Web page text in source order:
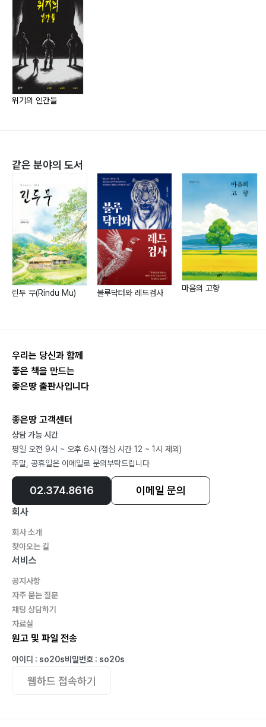
15. 선
16. 누가 악인가
17. 대면
에필로그
윤승주 작가 소개
1. 사막에서 꽃을 피우는 소원
2. 후대를 위해 꽃과 나무를 심는 노인
3. 위기 상황 속 진정한 믿음
* 일체유심조: 한태섭 VS 정수재
* 또 다른 소년을 위해 우리가 해야만 하는 일
4. 자신의 모든 걸 초월하는 희생정신
5. 절망을 빛으로 이겨 내는 한 떨기 꽃
* 천상계 이야기 후
6. 철천지원수를 위한 기도
작가 후기
김정진 작가 – 「돈암동 이야기 귀신」
윤승주 작가 – 「천국에서 온 비행 천사」
집필이 중단된 판타지 소설 한 편이 있다. A3 용지에 세
계관 지도를 그릴만큼 열정적이었는데 돌이켜보니, 사느
라 바빠서 잊었던 거였다. 세월과 함께 줄어든 열정이 소
설을 묻었던 것. 중단된 소설은 다시 끄집어 내어 긴 호흡
으로 이어 가고, 추후 작품은 짧은 호흡으로 꾸준히 활동
할 계획이다.
주는, 인간들의 삶에서 희망을 발견하여 소설로 써내려 가
는 작업에 몰두하고 있다. 개인주의가 만연하고 인간성이
상실되는 현시대에 진정한 휴머니즘이란 무엇인지 계속
해서 문제를 제기하며, 인간 본연의 삶을 탐구하는 작가
는, 앞으로도 인간을 사랑스러운 시각으로 바라보며 글을
쓸 것임을 믿어 의심치 않는다.
위기의 인간들
같은 분야의 도서
린두 무(Rindu Mu) 블루닥터와 레드검사 마음의 고향
우리는 당신과 함께
좋은 책을 만드는
좋은땅 출판사입니다
좋은땅 고객센터
상담 가능 시간
평일 오전 9시 ~ 오후 6시 (점심 시간 12 ~ 1시 제외)
주말, 공휴일은 이메일로 문의부탁드립니다
02.374.8616 이메일 문의
회사
회사 소개
찾아오는 길
서비스
공지사항
자주 묻는 질문
채팅 상담하기
자료실
원고 및 파일 전송
아이디 : so20s비밀번호 : so20s
웹하드 접속하기